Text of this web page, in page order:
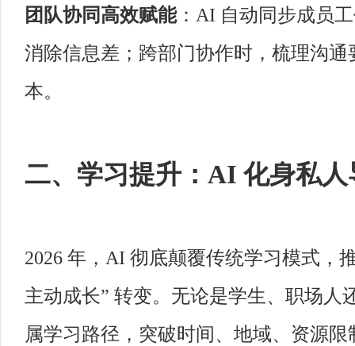
团队协同高效赋能：AI 自动同步成员
消除信息差；跨部门协作时，梳理沟
本。
二、学习提升：AI 化身私
2026 年，AI 彻底颠覆传统学习模式，
主动成长” 转变。无论是学生、职场
属学习路径，突破时间、地域、资源